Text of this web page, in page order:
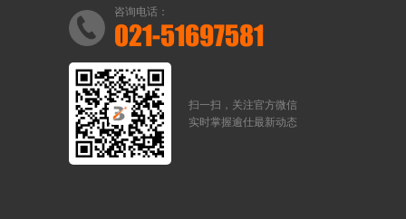
咨询电话：
021-51697581
扫一扫，关注官方微信
实时掌握逾仕最新动态